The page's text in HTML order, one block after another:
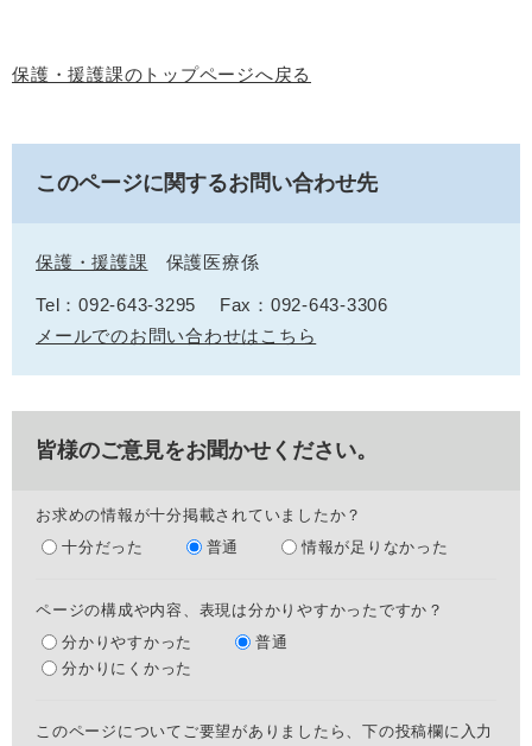
保護・援護課のトップページへ戻る
このページに関するお問い合わせ先
保護・援護課 保護医療係
Tel：092-643-3295
Fax：092-643-3306
メールでのお問い合わせはこちら
皆様のご意見をお聞かせください。
お求めの情報が十分掲載されていましたか？
十分だった
普通 情報が足りなかった
ページの構成や内容、表現は分かりやすかったですか？
分かりやすかった
普通
分かりにくかった
このページについてご要望がありましたら、下の投稿欄に入力